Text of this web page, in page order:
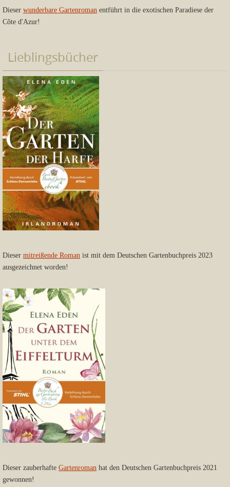
Dieser wunderbare Gartenroman entführt in die exotischen Paradiese der
Côte d'Azur!
Lieblingsbücher
Dieser mitreißende Roman ist mit dem Deutschen Gartenbuchpreis 2023
ausgezeichnet worden!
Dieser zauberhafte Gartenroman hat den Deutschen Gartenbuchpreis 2021
gewonnen!